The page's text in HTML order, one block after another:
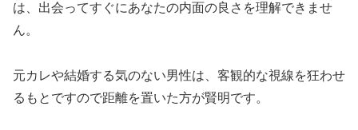
は、出会ってすぐにあなたの内面の良さを理解できませ
ん。
元カレや結婚する気のない男性は、客観的な視線を狂わせ
るもとですので距離を置いた方が賢明です。